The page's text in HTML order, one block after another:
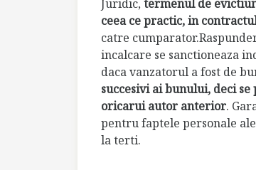
Juridic,termenul de
ceea ce practic, in
catre
incalcare se sanctioneaza
daca vanzatorul a fost de
succesivi ai bunului, deci
oricarui autor anterior.
pentru faptele personale
la terti.